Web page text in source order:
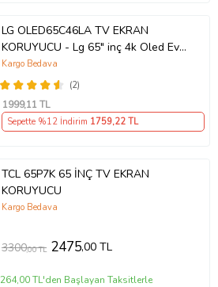
LG OLED65C46LA TV EKRAN
KORUYUCU - Lg 65" inç 4k Oled Evo
Ekran Koruyucu
(2)
Kargo Bedava
1999,11 TL
Sepette %12 İndirim 1759,22 TL
TCL 65P7K 65 İNÇ TV EKRAN
KORUYUCU
Kargo Bedava
3300,00 TL 2475,00 TL
264,00 TL'den Başlayan Taksitlerle